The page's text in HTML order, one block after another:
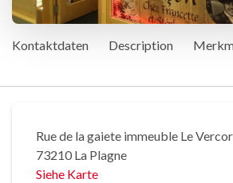
Kontaktdaten Description
Rue de la gaiete immeuble Le
73210 La Plagne
Siehe Karte